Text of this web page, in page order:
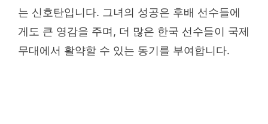
는 신호탄입니다. 그녀의 성공은 후배 선수들에
게도 큰 영감을 주며, 더 많은 한국 선수들이 국제
무대에서 활약할 수 있는 동기를 부여합니다.